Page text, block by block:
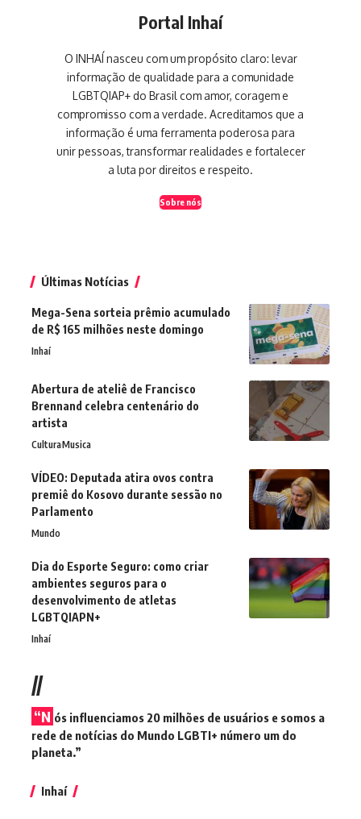
Portal Inhaí
O INHAÍ nasceu com um propósito claro: levar
informação de qualidade para a comunidade
LGBTQIAP+ do Brasil com amor, coragem e
compromisso com a verdade. Acreditamos que a
informação é uma ferramenta poderosa para
unir pessoas, transformar realidades e fortalecer
a luta por direitos e respeito.
Sobre nós
Últimas Notícias
Mega-Sena sorteia prêmio acumulado
de R$ 165 milhões neste domingo
Inhaí
Abertura de ateliê de Francisco
Brennand celebra centenário do
artista
CulturaMusica
VÍDEO: Deputada atira ovos contra
premiê do Kosovo durante sessão no
Parlamento
Mundo
Dia do Esporte Seguro: como criar
ambientes seguros para o
desenvolvimento de atletas
LGBTQIAPN+
Inhaí
//
“N ós influenciamos 20 milhões de usuários e somos a
rede de notícias do Mundo LGBTI+ número um do
planeta.”
Inhaí